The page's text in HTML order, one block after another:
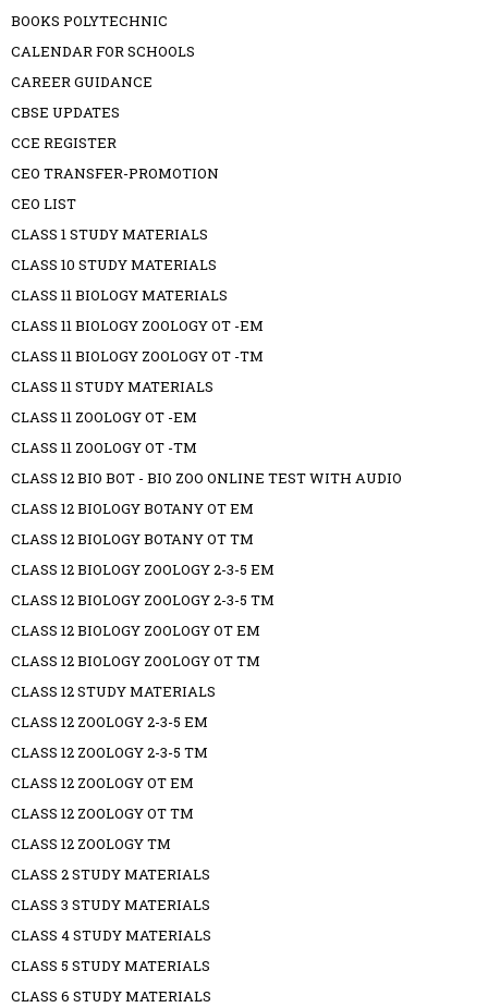
BOOKS POLYTECHNIC
CALENDAR FOR SCHOOLS
CAREER GUIDANCE
CBSE UPDATES
CCE REGISTER
CEO TRANSFER-PROMOTION
CEO LIST
CLASS 1 STUDY MATERIALS
CLASS 10 STUDY MATERIALS
CLASS 11 BIOLOGY MATERIALS
CLASS 11 BIOLOGY ZOOLOGY OT -EM
CLASS 11 BIOLOGY ZOOLOGY OT -TM
CLASS 11 STUDY MATERIALS
CLASS 11 ZOOLOGY OT -EM
CLASS 11 ZOOLOGY OT -TM
CLASS 12 BIO BOT - BIO ZOO ONLINE TEST WITH AUDIO
CLASS 12 BIOLOGY BOTANY OT EM
CLASS 12 BIOLOGY BOTANY OT TM
CLASS 12 BIOLOGY ZOOLOGY 2-3-5 EM
CLASS 12 BIOLOGY ZOOLOGY 2-3-5 TM
CLASS 12 BIOLOGY ZOOLOGY OT EM
CLASS 12 BIOLOGY ZOOLOGY OT TM
CLASS 12 STUDY MATERIALS
CLASS 12 ZOOLOGY 2-3-5 EM
CLASS 12 ZOOLOGY 2-3-5 TM
CLASS 12 ZOOLOGY OT EM
CLASS 12 ZOOLOGY OT TM
CLASS 12 ZOOLOGY TM
CLASS 2 STUDY MATERIALS
CLASS 3 STUDY MATERIALS
CLASS 4 STUDY MATERIALS
CLASS 5 STUDY MATERIALS
CLASS 6 STUDY MATERIALS